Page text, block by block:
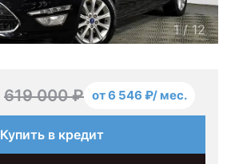
1/12
619 000 ₽ от 6 546 ₽/ мес.
Купить в кредит